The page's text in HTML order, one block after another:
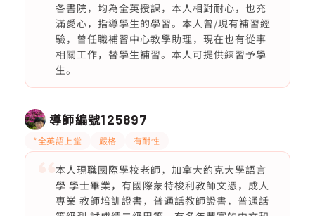
各書院，均為全英授課，本人相對耐心，也充
滿愛心，指導學生的學習。本人曾/現有補習經
驗，曾任職補習中心教學助理，現在也有從事
相關工作，替學生補習。本人可提供練習予學
生。
導師編號125897
*全英語上堂 嚴格 有耐性
本人現職國際學校老師，加拿大約克大學語言
學 學士畢業，有國際蒙特梭利教師文憑，成人
專業 教師培訓證書，普通話教師證書，普通話